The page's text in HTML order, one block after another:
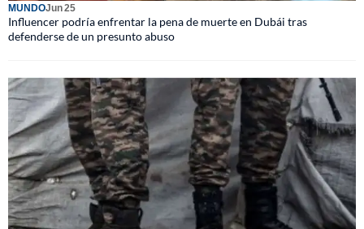
MUNDOJun 25
Influencer podría enfrentar la pena de muerte en Dubái tras
defenderse de un presunto abuso